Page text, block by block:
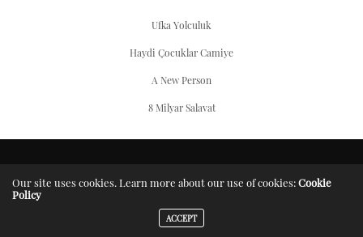
Ufka Yolculuk
Haydi Çocuklar Camiye
A New Person
8 Milyar Salavat
Our site uses cookies. Learn more about our use of cookies:Cookie
Policy
ACCEPT